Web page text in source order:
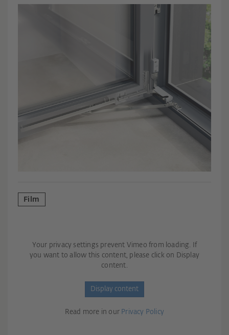
Film
Your privacy settings prevent Vimeo from loading. If
you want to allow this content, please click on Display
content.
Display content
Read more in our Privacy Policy